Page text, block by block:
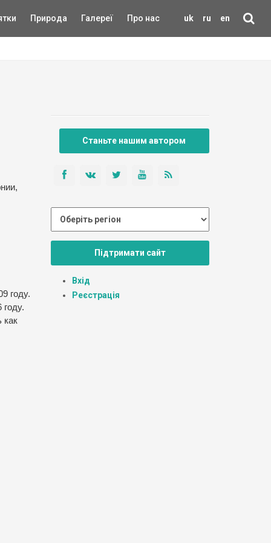
uk ru en
Природа Галереї Про нас
году.
как
Станьте нашим автором
Підтримати сайт
Вхід
Реєстрація